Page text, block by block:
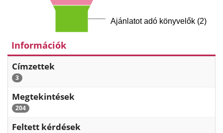
Ajánlatot adó könyvelők (2)
Információk
Címzettek
3
Megtekintések
204
Feltett kérdések